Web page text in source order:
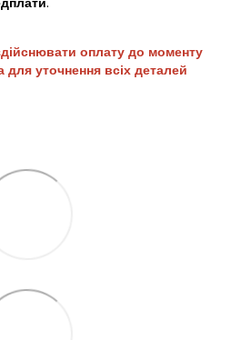
оплату до моменту
уточнення всіх деталей